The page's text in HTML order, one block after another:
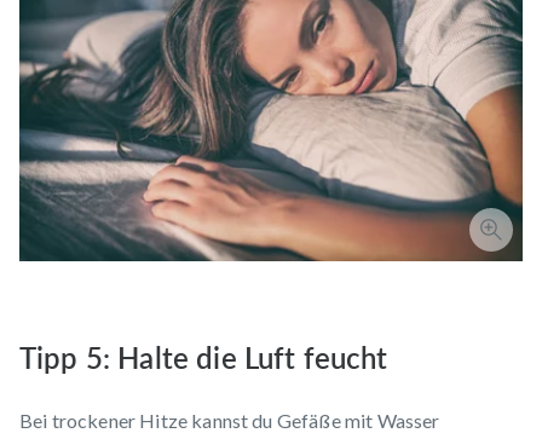
Tipp 5: Halte die Luft feucht
Bei trockener Hitze kannst du Gefäße mit Wasser